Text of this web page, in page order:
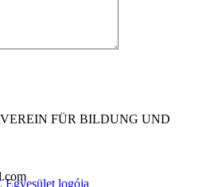
FÜR BILDUNG UND